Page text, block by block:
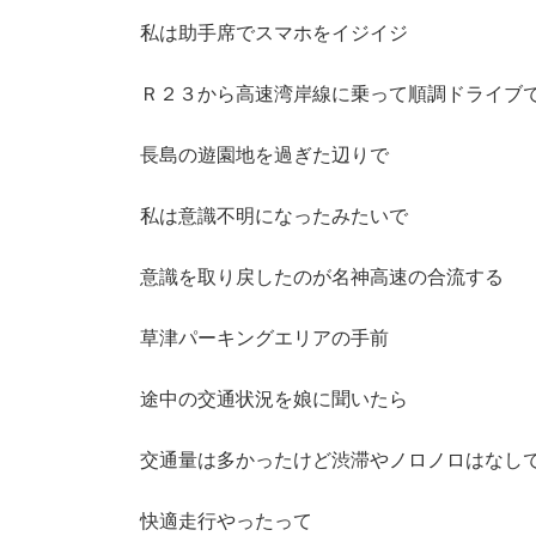
私は助手席でスマホをイジイジ
Ｒ２３から高速湾岸線に乗って順調ドライブ
長島の遊園地を過ぎた辺りで
私は意識不明になったみたいで
意識を取り戻したのが名神高速の合流する
草津パーキングエリアの手前
途中の交通状況を娘に聞いたら
交通量は多かったけど渋滞やノロノロはなし
快適走行やったって